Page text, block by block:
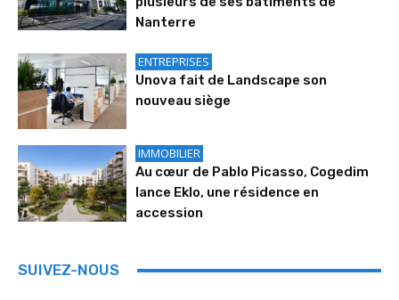
Nanterre
ENTREPRISES
Unova fait de Landscape son
nouveau siège
IMMOBILIER
Au cœur de Pablo Picasso, Cogedim
lance Eklo, une résidence en
accession
SUIVEZ-NOUS